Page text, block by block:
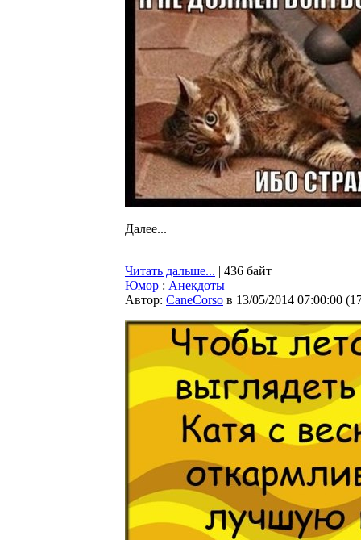
Далее...
Читать дальше... | 436 байт
Юмор : Анекдоты
Автор: CaneCorso в 13/05/2014 07:00:00 (